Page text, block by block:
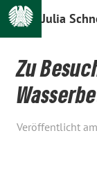
Julia
Zu
Veröffentlicht